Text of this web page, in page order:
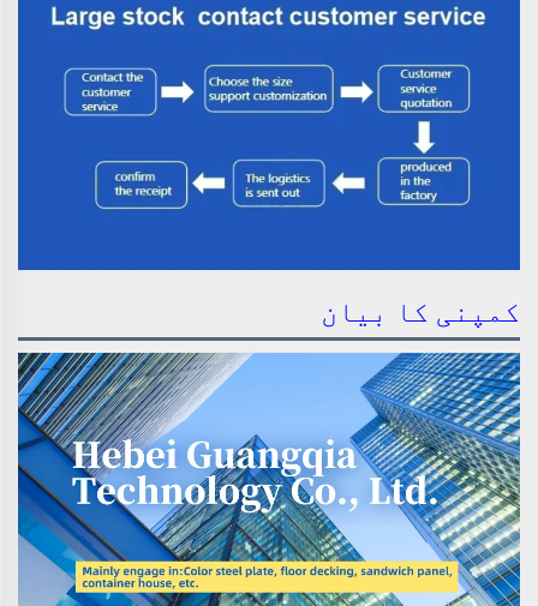
کمپنی کا بیان